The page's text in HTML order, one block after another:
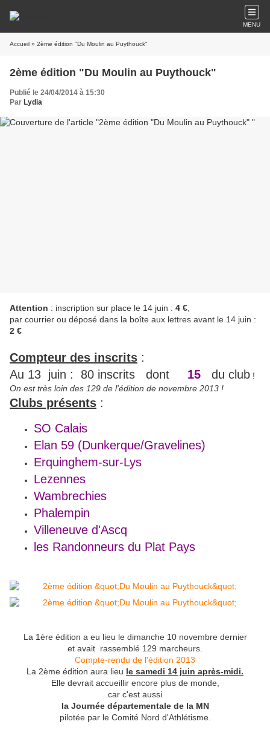
MENU
Accueil » 2ème édition "Du Moulin au Puythouck"
2ème édition "Du Moulin au Puythouck"
Publié le 24/04/2014 à 15:30
Par Lydia
Attention : inscription sur place le 14 juin : 4 €
par courrier ou déposé dans la boîte aux lettres avant le 14 juin :
2 €
Compteur des inscrits :
Au 13 juin : 80 inscrits dont
15 du club !
On est très loin des 129 de l'édition de novembre 2013 !
Clubs présents :
SO Calais
Elan 59 (Dunkerque/Gravelines)
Erquinghem-sur-Lys
Lezennes
Wambrechies
Phalempin
Villeneuve d'Ascq
les Randonneurs du Plat Pays
La 1ère édition a eu lieu le dimanche 10 novembre dernier
et avait rassemblé 129 marcheurs.
Compte-rendu de l'édition 2013
La 2ème édition aura lieu le samedi 14 juin après-midi.
Elle devrait accueillir encore plus de monde,
car c'est aussi
la Journée départementale de la MN
pilotée par le Comité Nord d'Athlétisme.